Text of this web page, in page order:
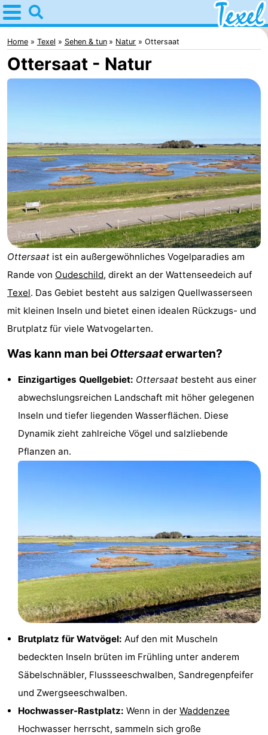
Home
Texel
Tipps
-
Den
Burg
-
Den
Hoorn
-
De
Cocksdorp
-
De
-
Oudeschild
De
Waal
-
Oosterend
Natur
Appartements
Holland
Land
en
Zeezicht
Strandhuys
Strandplevier
Campingplätze
Ferienhäuser
Eibernest
't
-
Home Texel Sehen & tun Natur Ottersaat
Ottersaat - Natur
Ottersaat ist ein außergewöhnliches Vogelparadies am
Rande von Oudeschild, direkt an der Wattenseedeich auf
Texel. Das Gebiet besteht aus salzigen Quellwasserseen
mit kleinen Inseln und bietet einen idealen Rückzugs- und
Brutplatz für viele Watvogelarten.
Was kann man bei Ottersaaterwarten?
Einzigartiges Quellgebiet: Ottersaat besteht aus einer
abwechslungsreichen Landschaft mit höher gelegenen
Inseln und tiefer liegenden Wasserflächen. Diese
Dynamik zieht zahlreiche Vögel und salzliebende
Pflanzen an.
Brutplatz für Watvögel: Auf den mit Muscheln
bedeckten Inseln brüten im Frühling unter anderem
Säbelschnäbler, Flussseeschwalben, Sandregenpfeifer
und Zwergseeschwalben.
Hochwasser-Rastplatz: Wenn in der Waddenzee
Hochwasser herrscht, sammeln sich große